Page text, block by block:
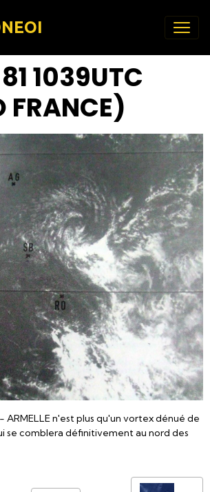
1039UTC
FRANCE)
ARMELLE n'est plus qu'un vortex dénué de
se comblera définitivement au nord des